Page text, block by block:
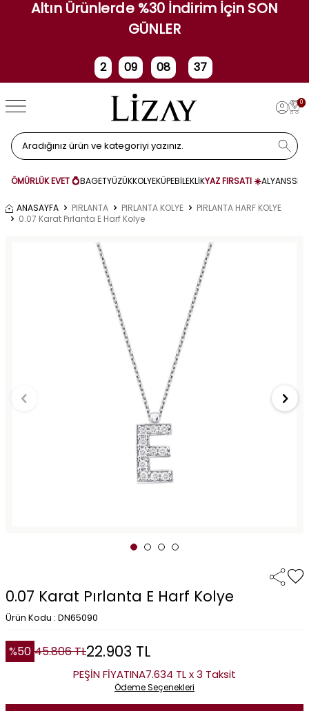
Altın Ürünlerde %30 İndirim İçin SON
GÜNLER
2
Gün
09
Saat
08 37
0
ÖMÜRLÜK EVET 💍BAGETYÜZÜKKOLYEKÜPEBİLEKLİKYAZ FIRSATI ☀️ALYANS
ANASAYFA PIRLANTA PIRLANTA KOLYE
PIRLANTA HARF KOLYE
0.07 Karat Pırlanta E Harf Kolye
0.07 Karat Pırlanta E Harf Kolye
Ürün Kodu : DN65090
%50 45.806TL22.903 TL
PEŞİN FİYATINA7.634 TL x 3 Taksit
Ödeme Seçenekleri